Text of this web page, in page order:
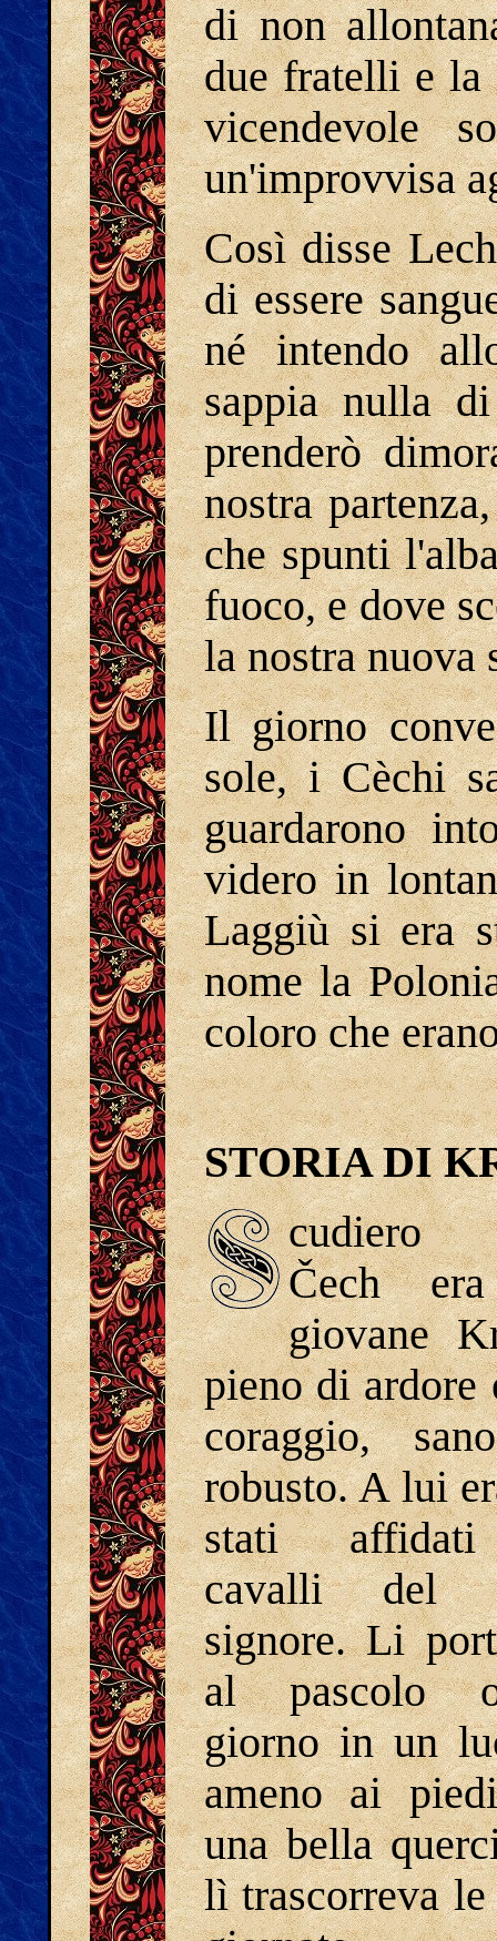
di non
due fratelli e la
vicendevole
un'improvvisa
Così disse
di essere
né intendo
sappia nulla
prenderò
nostra
che spunti
fuoco, e dove
la nostra nuova
Il giorno
sole, i Cèchi
guardarono
videro in
Laggiù si era
nome la
coloro che
STORIA DI
Čech
giovane
pieno di ardore
coraggio,
robusto. A lui
stati
cavalli del
signore. Li
al pascolo
giorno in un
ameno ai
una bella
lì trascorreva le